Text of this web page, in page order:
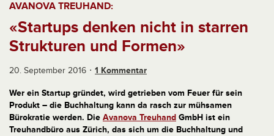
AVANOVA TREUHAND:
«Startups denken nicht in starren
Strukturen und Formen»
20. September 2016 1 Kommentar
Wer ein Startup gründet, wird getrieben vom Feuer für sein
Produkt – die Buchhaltung kann da rasch zur mühsamen
Bürokratie werden. Die Avanova Treuhand GmbH ist ein
Treuhandbüro aus Zürich, das sich um die Buchhaltung und